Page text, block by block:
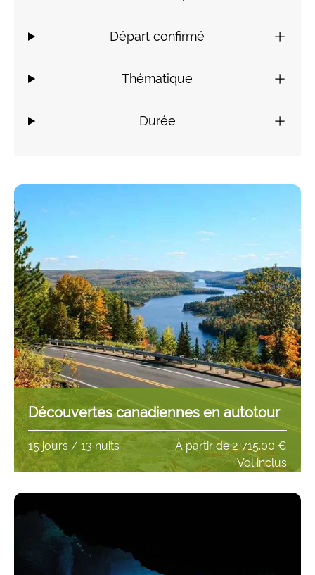
Départ confirmé
Thématique
Durée
Découvertes canadiennes en autotour
15 jours / 13 nuits
Vol inclus
À partir de2 715,00 €